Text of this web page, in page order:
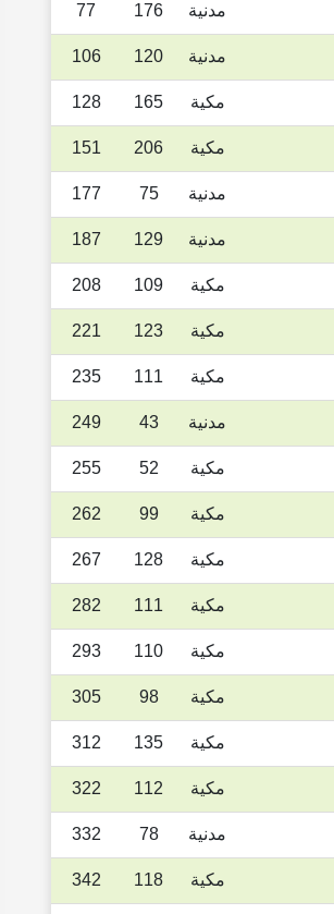
مدنية 176
77
مدنية 120
106
مكية 165
128
مكية 206
151
مدنية 75
177
مدنية 129
187
مكية 109
208
مكية 123
221
مكية 111
235
مدنية 43
249
مكية 52
255
مكية 99
262
مكية 128
267
مكية 111
282
مكية 110
293
مكية 98
305
مكية 135
312
مكية 112
322
مدنية 78
332
مكية 118
342